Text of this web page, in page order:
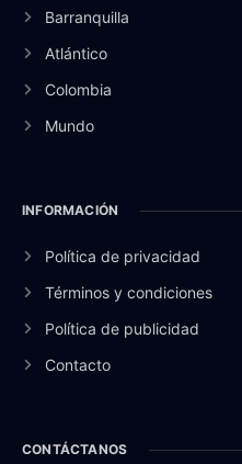
Barranquilla
Atlántico
Colombia
Mundo
INFORMACIÓN
Política de privacidad
Términos y condiciones
Política de publicidad
Contacto
CONTÁCTANOS